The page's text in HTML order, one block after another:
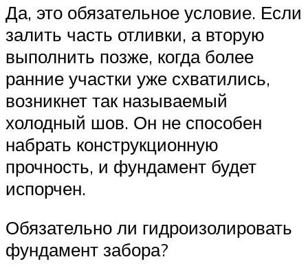
Да, это обязательное условие. Если
залить часть отливки, а вторую
выполнить позже, когда более
ранние участки уже схватились,
возникнет так называемый
холодный шов. Он не способен
набрать конструкционную
прочность, и фундамент будет
испорчен.
Обязательно ли гидроизолировать
фундамент забора?